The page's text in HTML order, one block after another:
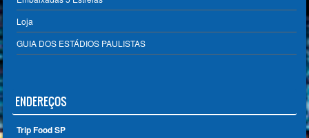
Loja
GUIA DOS ESTÁDIOS PAULISTAS
ENDEREÇOS
Trip Food SP